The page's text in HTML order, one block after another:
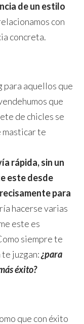
de un estilo
con
concreta.
aquellos que
que
de chicles se
masticar te
rápida, sin un
este desde
para
hacerse varias
este es
siempre te
juzgan:¿para
éxito?
que con éxito